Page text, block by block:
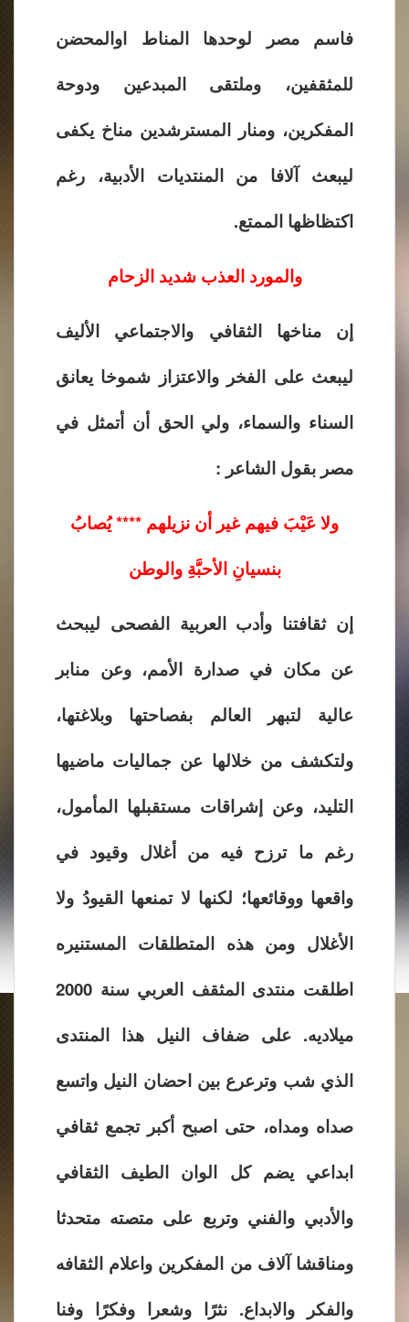
فاسم مصر لوحدها المناط اوالمحضن
للمثقفين، وملتقى المبدعين ودوحة
المفكرين، ومنار المسترشدين مناخ يكفى
ليبعث آلافا من المنتديات الأدبية، رغم
اكتظاظها الممتع.
والمورد العذب شديد الزحام
إن مناخها الثقافي والاجتماعي الأليف
ليبعث على الفخر والاعتزاز شموخا يعانق
السناء والسماء، ولي الحق أن أتمثل في
مصر بقول الشاعر :
ولا عَيْبَ فيهم غير أن نزيلهم **** يُصابُ
بنسيانِ الأحبَّةِ والوطن
إن ثقافتنا وأدب العربية الفصحى ليبحث
عن مكان في صدارة الأمم، وعن منابر
عالية لتبهر العالم بفصاحتها وبلاغتها،
ولتكشف من خلالها عن جماليات ماضيها
التليد، وعن إشراقات مستقبلها المأمول،
رغم ما ترزح فيه من أغلال وقيود في
واقعها ووقائعها؛ لكنها لا تمنعها القيودُ ولا
الأغلال ومن هذه المتطلقات المستنيره
اطلقت منتدى المثقف العربي سنة 2000
ميلاديه. على ضفاف النيل هذا المنتدى
الذي شب وترعرع بين احضان النيل واتسع
صداه ومداه، حتى اصبح أكبر تجمع ثقافي
ابداعي يضم كل الوان الطيف الثقافي
والأدبي والفني وتربع على متصته متحدثا
ومناقشا آلاف من المفكرين واعلام الثقافه
والفكر والابداع. نثرًا وشعرا وفكرًا وفنا